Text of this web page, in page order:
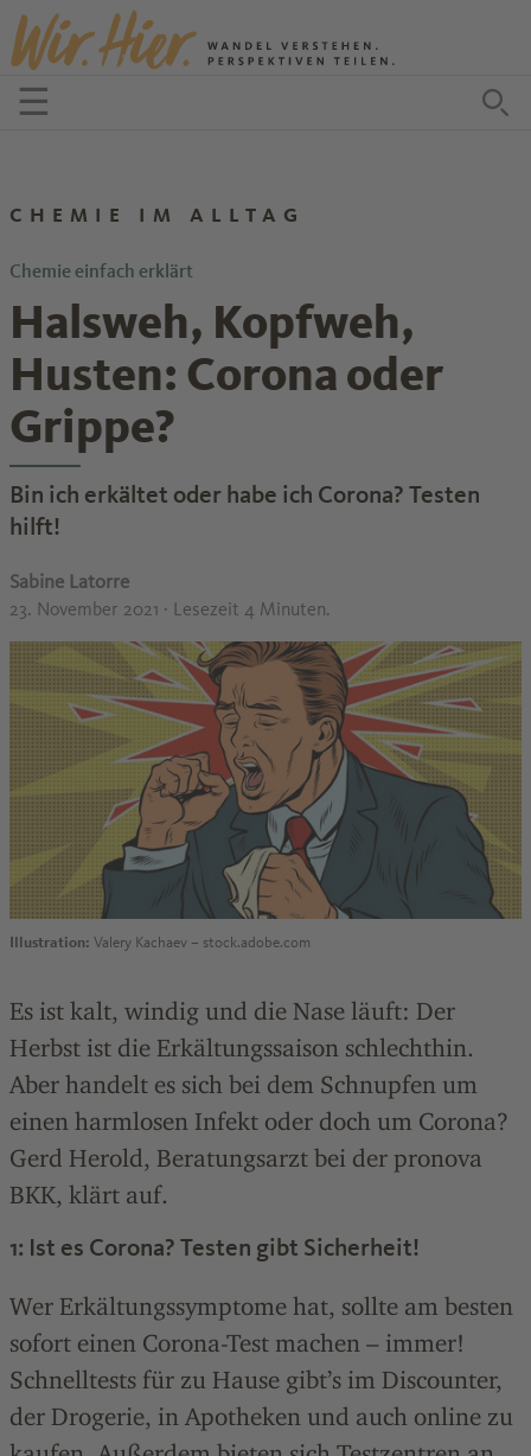
Zum Inhalt springen
☰Menü öffnen
CHEMIE IM ALLTAG
Chemie einfach erklärt
Halsweh, Kopfweh,
Husten: Corona oder
Grippe?
Bin ich erkältet oder habe ich Corona? Testen
hilft!
Sabine Latorre
23. November 2021 · Lesezeit 4 Minuten.
Illustration: Valery Kachaev – stock.adobe.com
Es ist kalt, windig und die Nase läuft: Der
Herbst ist die Erkältungssaison schlechthin.
Aber handelt es sich bei dem Schnupfen um
einen harmlosen Infekt oder doch um Corona?
Gerd Herold, Beratungsarzt bei der pronova
BKK, klärt auf.
1: Ist es Corona? Testen gibt Sicherheit!
Wer Erkältungssymptome hat, sollte am besten
sofort einen Corona-Test machen – immer!
Schnelltests für zu Hause gibt’s im Discounter,
der Drogerie, in Apotheken und auch online zu